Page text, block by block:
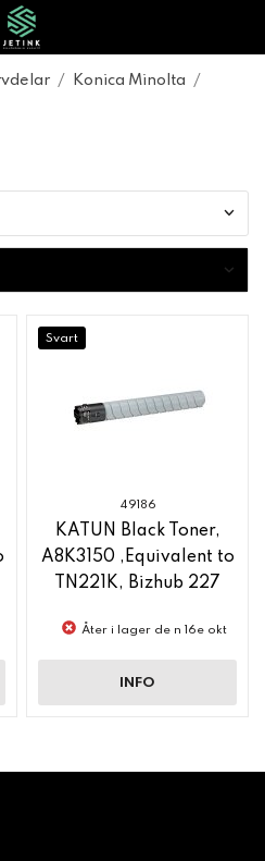
/ Konica Minolta
/
Svart
49186
KATUN Black Toner,
A8K3150 ,Equivalent to
TN221K, Bizhub 227
Åter i lager de n 16e okt
INFO